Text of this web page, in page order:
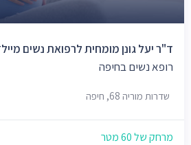
ד"ר יעל גונן מומחית לרפואת נשים
רופא נשים בחיפה
שדרות מוריה 68, חיפה
מרחק של 60 מטר